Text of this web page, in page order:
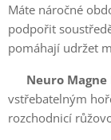
Máte náročné
podpořit
pomáhají udržet
Neuro Magne
vstřebatelným
rozchodnicí